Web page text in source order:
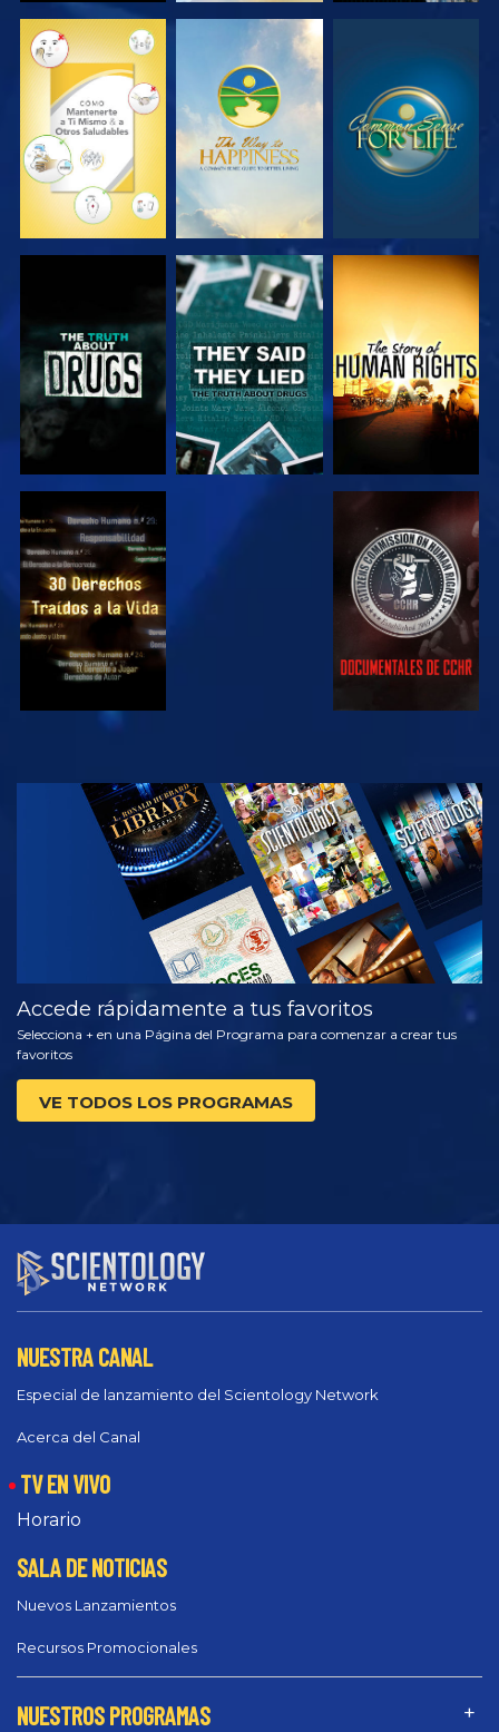
VE VE VE
VE VE
VE VE
VE
EXPLORA LAS
SERIES
Accede rápidamente a tus favoritos
Selecciona + en una Página del Programa para comenzar a crear tus
favoritos
VE TODOS LOS PROGRAMAS
NUESTRA CANAL
Especial de lanzamiento del Scientology Network
Acerca del Canal
TV EN VIVO
Horario
SALA DE NOTICIAS
Nuevos Lanzamientos
Recursos Promocionales
NUESTROS PROGRAMAS